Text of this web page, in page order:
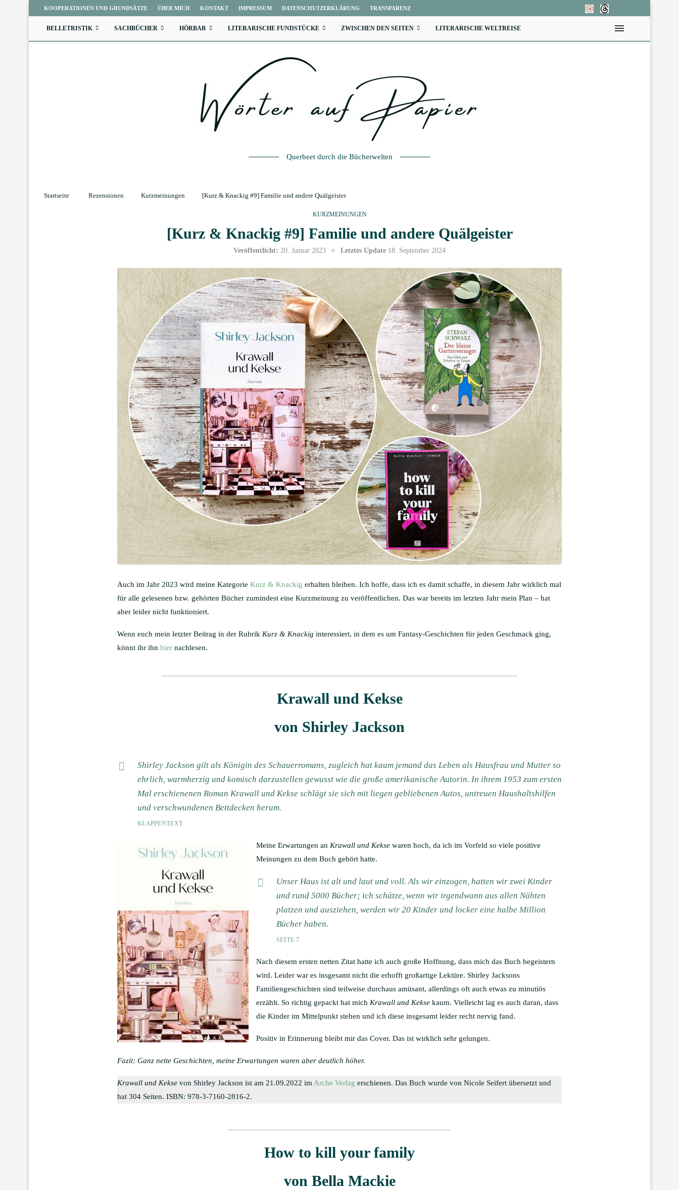
KOOPERATIONEN UND GRUNDSÄTZE ÜBER MICH KONTAKT IMPRESSUM DATENSCHUTZERKLÄRUNG TRANSPARENZ
BELLETRISTIK SACHBÜCHER HÖRBAR LITERARISCHE FUNDSTÜCKE ZWISCHEN DEN SEITEN LITERARISCHE WELTREISE
Querbeet durch die Bücherwelten
Startseite Rezensionen Kurzmeinungen [Kurz & Knackig #9] Familie und andere Quälgeister
KURZMEINUNGEN
[Kurz & Knackig #9] Familie und andere Quälgeister
Veröffentlicht: 20. Januar 2023 Letztes Update 18. September 2024
Auch im Jahr 2023 wird meine Kategorie Kurz & Knackig erhalten bleiben. Ich hoffe, dass ich es damit schaffe, in diesem Jahr wirklich mal
für alle gelesenen bzw. gehörten Bücher zumindest eine Kurzmeinung zu veröffentlichen. Das war bereits im letzten Jahr mein Plan – hat
aber leider nicht funktioniert.
Wenn euch mein letzter Beitrag in der Rubrik Kurz & Knackig interessiert, in dem es um Fantasy-Geschichten für jeden Geschmack ging,
könnt ihr ihn hier nachlesen.
Krawall und Kekse
von Shirley Jackson
Shirley Jackson gilt als Königin des Schauerromans, zugleich hat kaum jemand das Leben als Hausfrau und Mutter so
ehrlich, warmherzig und komisch darzustellen gewusst wie die große amerikanische Autorin. In ihrem 1953 zum ersten
Mal erschienenen Roman Krawall und Kekse schlägt sie sich mit liegen gebliebenen Autos, untreuen Haushaltshilfen
und verschwundenen Bettdecken herum.
KLAPPENTEXT
Meine Erwartungen an Krawall und Kekse waren hoch, da ich im Vorfeld so viele positive
Meinungen zu dem Buch gehört hatte.
Unser Haus ist alt und laut und voll. Als wir einzogen, hatten wir zwei Kinder
und rund 5000 Bücher; ich schätze, wenn wir irgendwann aus allen Nähten
platzen und ausziehen, werden wir 20 Kinder und locker eine halbe Million
Bücher haben.
SEITE 7
Nach diesem ersten netten Zitat hatte ich auch große Hoffnung, dass mich das Buch begeistern
wird. Leider war es insgesamt nicht die erhofft großartige Lektüre. Shirley Jacksons
Familiengeschichten sind teilweise durchaus amüsant, allerdings oft auch etwas zu minutiös
erzählt. So richtig gepackt hat mich Krawall und Kekse kaum. Vielleicht lag es auch daran, dass
die Kinder im Mittelpunkt stehen und ich diese insgesamt leider recht nervig fand.
Positiv in Erinnerung bleibt mir das Cover. Das ist wirklich sehr gelungen.
Fazit: Ganz nette Geschichten, meine Erwartungen waren aber deutlich höher.
Krawall und Kekse von Shirley Jackson ist am 21.09.2022 imArche Verlag erschienen. Das Buch wurde von Nicole Seifert übersetzt und
hat 304 Seiten. ISBN: 978-3-7160-2816-2.
How to kill your family
von Bella Mackie